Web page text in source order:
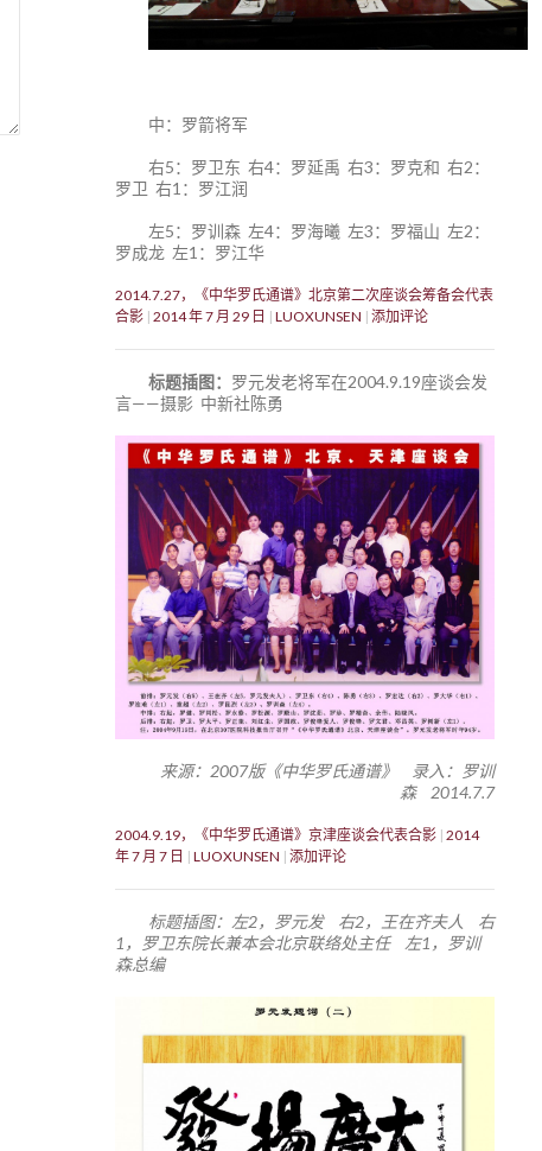
中：罗箭将军
右5：罗卫东 右4：罗延禹 右3：罗克和 右2：
罗卫 右1：罗江润
左5：罗训森 左4：罗海曦 左3：罗福山 左2：
罗成龙 左1：罗江华
2014.7.27，《中华罗氏通谱》北京第二次座谈会筹备会代表
合影 2014 年 7 月 29 日 LUOXUNSEN 添加评论
标题插图： 罗元发老将军在2004.9.19座谈会发
言——摄影 中新社陈勇
来源：2007版《中华罗氏通谱》 录入：罗训
森 2014.7.7
2004.9.19，《中华罗氏通谱》京津座谈会代表合影 2014
年 7 月 7 日
LUOXUNSEN 添加评论
标题插图：左2，罗元发 右2，王在齐夫人 右
1，罗卫东院长兼本会北京联络处主任 左1，罗训
森总编